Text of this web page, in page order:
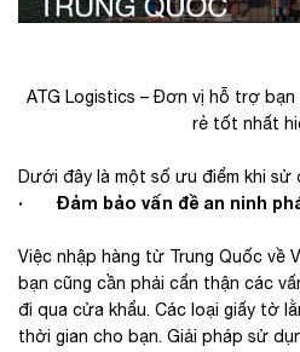
ATG Logistics – Đơn vị hỗ trợ bạn
rẻ tốt nhất
Dưới đây là một số ưu điểm khi sử
· Đảm bảo vấn đề an ninh
Việc nhập hàng từ Trung Quốc về
bạn cũng cần phải cẩn thận các
đi qua cửa khẩu. Các loại giấy tờ
thời gian cho bạn. Giải pháp sử